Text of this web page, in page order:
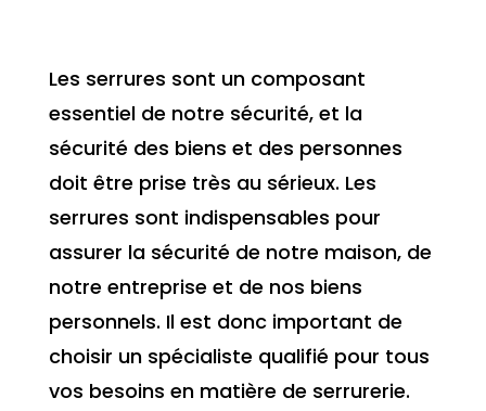
Les serrures sont un composant
essentiel de notre sécurité, et la
sécurité des biens et des personnes
doit être prise très au sérieux. Les
serrures sont indispensables pour
assurer la sécurité de notre maison, de
notre entreprise et de nos biens
personnels. Il est donc important de
choisir un spécialiste qualifié pour tous
vos besoins en matière de serrurerie.